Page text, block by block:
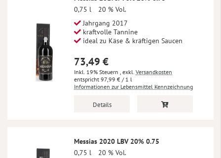
0,75 l
20 % Vol.
Jahrgang 2017
kraftvolle Tannine
ideal zu Käse & kräftigen Saucen
73,49 €
Inkl. 19% Steuern , exkl. Versandkosten
97,99 € / 1 l
Informationen zur Lebensmittel Kennzeichnung
Details
Messias 2020 LBV 20% 0.75
0,75 l
20 % Vol.